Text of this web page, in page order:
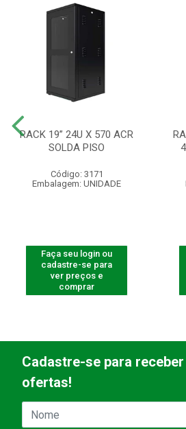
RACK 19” 24U X 570 ACR
SOLDA PISO
Código: 3171
Embalagem: UNIDADE
Faça seu login ou
cadastre-se para
ver preços e
comprar
Cadastre-se para
ofertas!